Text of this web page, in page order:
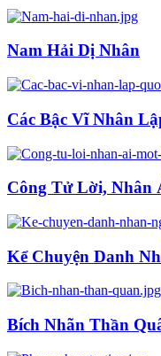
Nam Hải Dị Nhân
Các Bậc Vĩ Nhân
Công Tử Lời, Nhân
Kể Chuyện Danh
Bích Nhãn Thần